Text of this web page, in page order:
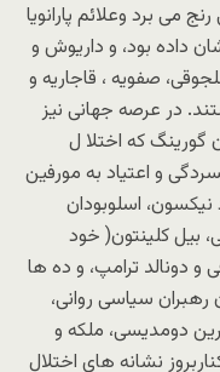
می برد وعلائم پارانویا
داده بود، و داریوش و
صفویه ، قاجاریه و
در عرصه جهانی نیز
گورینگ که اختلا ل
و اعتیاد به مورفین
نیکسون، اسلوبودان
بیل کلینتون( خود
و دونالد ترامپ، و ده ها
رهبران سیاسی روانی،
دومدیسی، ملکه و
نشانه های اختلال